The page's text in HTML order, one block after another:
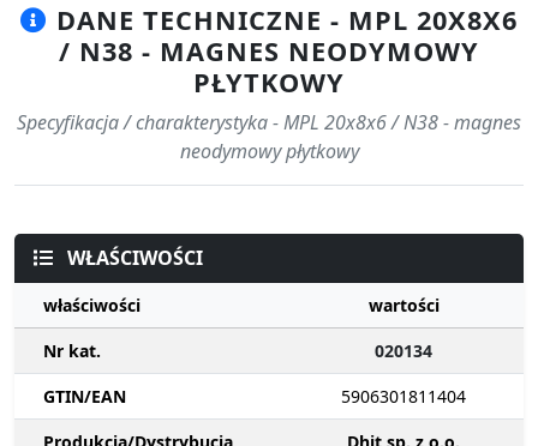
DANE TECHNICZNE - MPL 20X8X6
/ N38 - MAGNES NEODYMOWY
PŁYTKOWY
Specyfikacja / charakterystyka - MPL 20x8x6 / N38 - magnes
neodymowy płytkowy
WŁAŚCIWOŚCI
właściwości
wartości
Nr kat.
020134
GTIN/EAN
5906301811404
Produkcja/Dystrybucja
Dhit sp. z o.o.